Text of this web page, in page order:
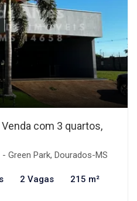
com 3 quartos,
Green Park, Dourados-MS
2 Vagas 215 m²